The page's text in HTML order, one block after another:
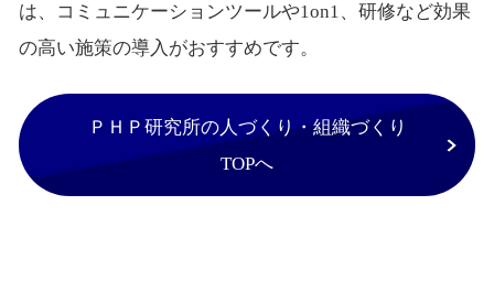
は、コミュニケーションツールや1on1、研修など効果
の高い施策の導入がおすすめです。
ＰＨＰ研究所の人づくり・組織づくり
TOPへ